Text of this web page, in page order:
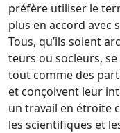
préfère utiliser le
plus en accord avec
Tous, qu’ils soient
teurs ou socleurs,
tout comme des
et conçoivent leur
un travail en étroite
les scientifiques et